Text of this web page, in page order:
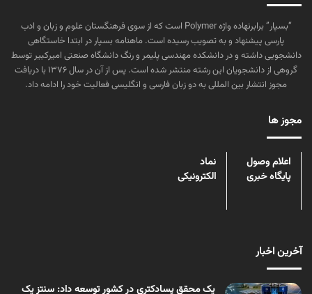
“بسپار” برابرنهاده واژه Polymer است که از سوی فرهنگستان علوم و زبان و ادب
پارسی پیشنهاد و به تصویب رسیده است. ماهنامه بسپار در ابتدا خاستگاهی
دانشجویی داشته و در دانشکده مهندسی پلیمر و رنگ دانشگاه صنعتی امیرکبیر توسط
گروهی از دانشجویان این رشته منتشر شده است. پس از آن در سال ۱۳۷۶ با دریافت
مجوز انتشار بین المللی به دو زبان فارسی و انگلیسی فعالیت خود را ادامه داد.
مجوز ها
اعلام وصول
پایگاه خبری
نماد
الکترونیکی
آخرین اخبار
یک محقق پسادکتری در کشور توسعه داد: سنتز یک